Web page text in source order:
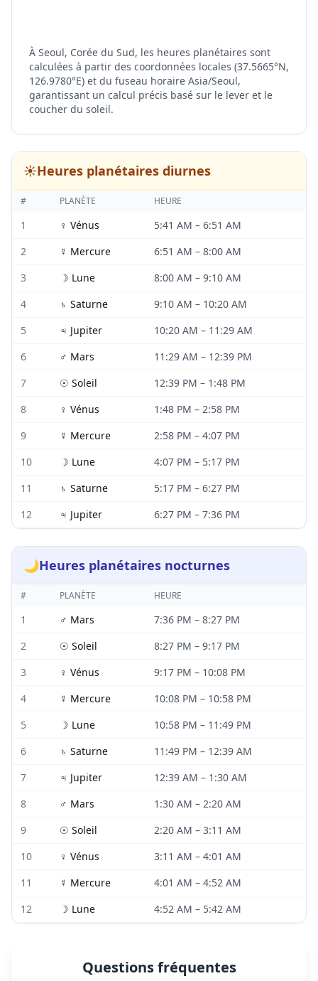
À Seoul, Corée du Sud, les heures planétaires sont
calculées à partir des coordonnées locales (37.5665°N,
126.9780°E) et du fuseau horaire Asia/Seoul,
garantissant un calcul précis basé sur le lever et le
coucher du soleil.
☀️Heures planétaires diurnes
# PLANÈTE HEURE
1 ♀ Vénus 5:41 AM – 6:51 AM
2
☿ Mercure 6:51 AM – 8:00 AM
3
☽ Lune 8:00 AM – 9:10 AM
4
♄ Saturne 9:10 AM – 10:20 AM
5
♃ Jupiter 10:20 AM – 11:29 AM
6
♂ Mars 11:29 AM – 12:39 PM
7
☉ Soleil 12:39 PM – 1:48 PM
8
♀ Vénus 1:48 PM – 2:58 PM
9
☿ Mercure 2:58 PM – 4:07 PM
10
☽ Lune 4:07 PM – 5:17 PM
11
♄ Saturne 5:17 PM – 6:27 PM
12
♃ Jupiter 6:27 PM – 7:36 PM
🌙Heures planétaires nocturnes
# PLANÈTE HEURE
1 ♂ Mars 7:36 PM – 8:27 PM
2
☉ Soleil 8:27 PM – 9:17 PM
3
♀ Vénus 9:17 PM – 10:08 PM
4
☿ Mercure 10:08 PM – 10:58 PM
5
☽ Lune 10:58 PM – 11:49 PM
6
♄ Saturne 11:49 PM – 12:39 AM
7
♃ Jupiter 12:39 AM – 1:30 AM
8
♂ Mars 1:30 AM – 2:20 AM
9
☉ Soleil 2:20 AM – 3:11 AM
10
♀ Vénus 3:11 AM – 4:01 AM
11
☿ Mercure 4:01 AM – 4:52 AM
12
☽ Lune 4:52 AM – 5:42 AM
Questions fréquentes